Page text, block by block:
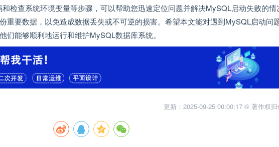
检查系统环境变量等步骤，可以帮助您迅速定位问题并解决MySQL启动失败的情
重要数据，以免造成数据丢失或不可逆的损害。希望本文能对遇到MySQL启动问
们能够顺利地运行和维护MySQL数据库系统。
更新：2025-09-25 00:00:17 © 著作权